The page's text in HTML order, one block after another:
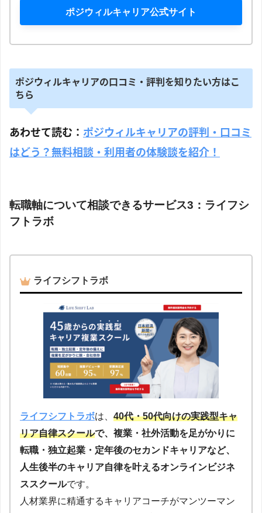
ポジウィルキャリア公式サイト
ポジウィルキャリアの口コミ・評判を知りたい方はこ
ちら
あわせて読む： ポジウィルキャリアの評判・口コミ
はどう？無料相談・利用者の体験談を紹介！
転職軸について相談できるサービス3：ライフシ
フトラボ
ライフシフトラボ
ライフシフトラボは、 40代・50代向けの実践型キャ
リア自律スクールで、複業・社外活動を足がかりに
転職・独立起業・定年後のセカンドキャリアなど、
人生後半のキャリア自律を叶えるオンラインビジネ
ススクールです。
人材業界に精通するキャリアコーチがマンツーマン